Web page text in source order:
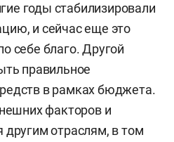
годы стабилизировали
и сейчас еще это
себе благо. Другой
правильное
в рамках бюджета.
факторов и
другим отраслям, в том